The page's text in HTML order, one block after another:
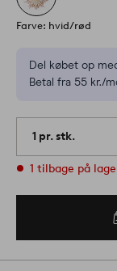
Farve: hvid/rød
Del købet op
Betal fra 55 kr./
1 pr. stk.
1 tilbage på